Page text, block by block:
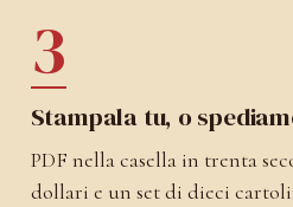
3
Stampala tu, o
PDF nella casella in trenta
dollari e un set di dieci